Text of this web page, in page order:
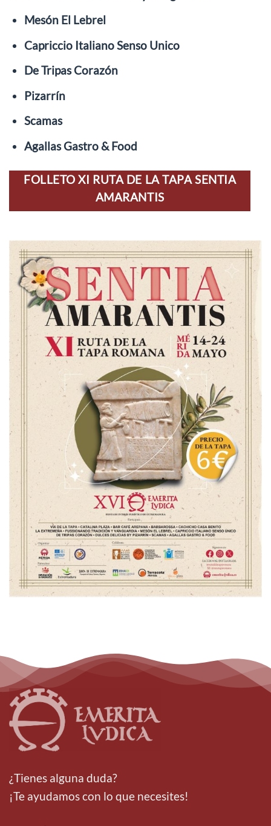
Mesón El Lebrel
Capriccio Italiano Senso Unico
De Tripas Corazón
Pizarrín
Scamas
Agallas Gastro & Food
FOLLETO XI RUTA DE LA TAPA SENTIA
AMARANTIS
¿Tienes alguna duda?
¡Te ayudamos con lo que necesites!